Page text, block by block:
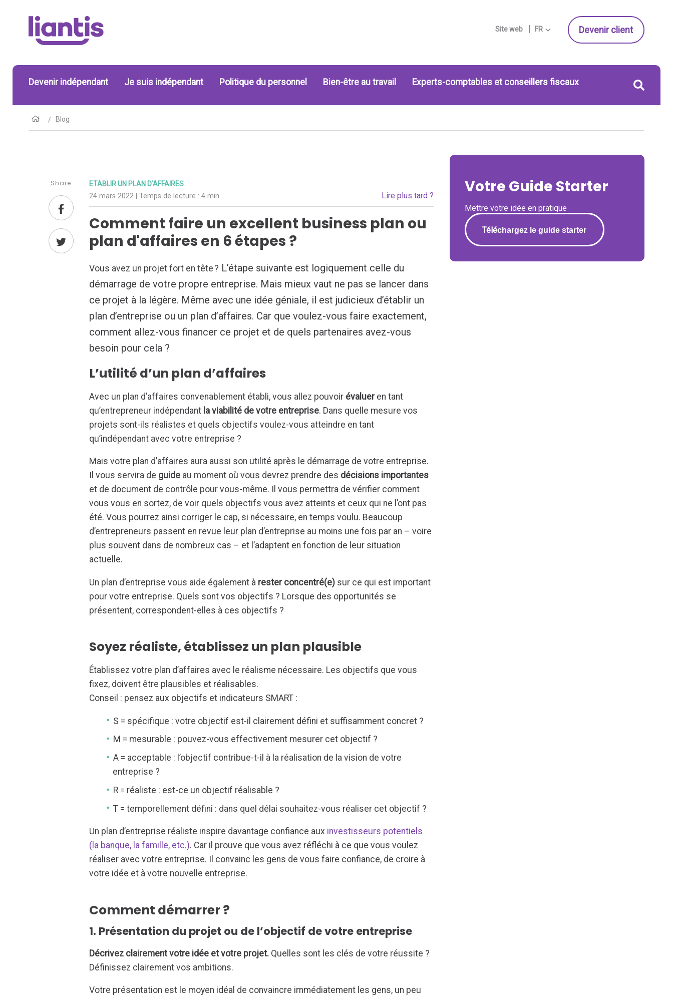
Site web FR Devenir client
Devenir indépendant Je suis indépendant Politique du personnel Bien-être au travail Experts-comptables et conseillers fiscaux
Blog
Share ETABLIR UN PLAN D'AFFAIRES
24 mars 2022 | Temps de lecture :4 min. Lire plus tard ?
Comment faire un excellent business plan ou
plan d'affaires en 6 étapes ?
Vous avez un projet fort en tête ? L’étape suivante est logiquement celle du
démarrage de votre propre entreprise. Mais mieux vaut ne pas se lancer dans
ce projet à la légère. Même avec une idée géniale, il est judicieux d’établir un
plan d’entreprise ou un plan d’affaires. Car que voulez-vous faire exactement,
comment allez-vous financer ce projet et de quels partenaires avez-vous
besoin pour cela ?
L’utilité d’un plan d’affaires
Avec un plan d’affaires convenablement établi, vous allez pouvoir évalueren tant
qu’entrepreneur indépendant la viabilité de votre entreprise. Dans quelle mesure vos
projets sont-ils réalistes et quels objectifs voulez-vous atteindre en tant
qu’indépendant avec votre entreprise ?
Mais votre plan d’affaires aura aussi son utilité après le démarrage de votre entreprise.
Il vous servira de guide au moment où vous devrez prendre des décisions importantes
et de document de contrôle pour vous-même. Il vous permettra de vérifier comment
vous vous en sortez, de voir quels objectifs vous avez atteints et ceux qui ne l’ont pas
été. Vous pourrez ainsi corriger le cap, si nécessaire, en temps voulu. Beaucoup
d’entrepreneurs passent en revue leur plan d’entreprise au moins une fois par an – voire
plus souvent dans de nombreux cas – et l’adaptent en fonction de leur situation
actuelle.
Un plan d’entreprise vous aide également à rester concentré(e) sur ce qui est important
pour votre entreprise. Quels sont vos objectifs ? Lorsque des opportunités se
présentent, correspondent-elles à ces objectifs ?
Soyez réaliste, établissez un plan plausible
Établissez votre plan d’affaires avec le réalisme nécessaire. Les objectifs que vous
fixez, doivent être plausibles et réalisables.
Conseil : pensez aux objectifs et indicateurs SMART :
S = spécifique : votre objectif est-il clairement défini et suffisamment concret ?
M = mesurable : pouvez-vous effectivement mesurer cet objectif ?
A = acceptable : l’objectif contribue-t-il à la réalisation de la vision de votre
entreprise ?
R = réaliste : est-ce un objectif réalisable ?
T = temporellement défini : dans quel délai souhaitez-vous réaliser cet objectif ?
Un plan d’entreprise réaliste inspire davantage confiance aux investisseurs potentiels
(la banque, la famille, etc.). Car il prouve que vous avez réfléchi à ce que vous voulez
réaliser avec votre entreprise. Il convainc les gens de vous faire confiance, de croire à
votre idée et à votre nouvelle entreprise.
Comment démarrer ?
1. Présentation du projet ou de l’objectif de votre entreprise
Décrivez clairement votre idée et votre projet. Quelles sont les clés de votre réussite ?
Définissez clairement vos ambitions.
Votre présentation est le moyen idéal de convaincre immédiatement les gens, un peu
Votre Guide Starter
Mettre votre idée en pratique
Téléchargez le guide starter